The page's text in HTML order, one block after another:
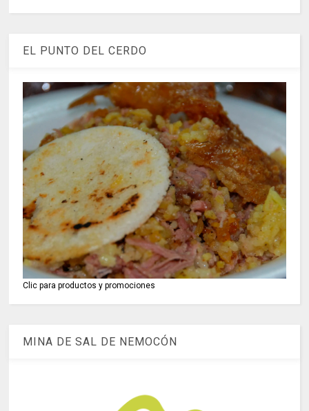
EL PUNTO DEL CERDO
Clic para productos y promociones
MINA DE SAL DE NEMOCÓN